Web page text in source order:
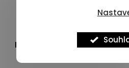
Dr. Muller Tea Tree Oil